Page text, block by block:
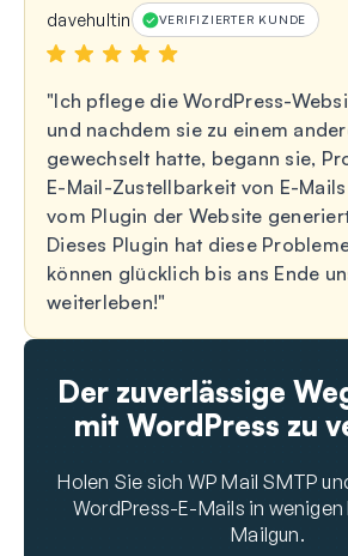
davehultin VERIFIZIERTER KUNDE
Ich pflege die WordPress-
und nachdem sie zu einem
gewechselt hatte, begann sie,
E-Mail-Zustellbarkeit von E-
vom Plugin der Website
Dieses Plugin hat diese
können glücklich bis ans Ende
weiterleben!
Der zuverlässige
mit WordPress zu
Holen Sie sich WP Mail SMTP
WordPress-E-Mails in
Mailgun.